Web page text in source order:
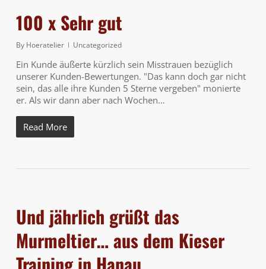
100 x Sehr gut
By Hoeratelier Uncategorized
Ein Kunde äußerte kürzlich sein Misstrauen bezüglich
unserer Kunden-Bewertungen. "Das kann doch gar nicht
sein, das alle ihre Kunden 5 Sterne vergeben" monierte
er. Als wir dann aber nach Wochen…
Read More
Und jährlich grüßt das
Murmeltier… aus dem Kieser